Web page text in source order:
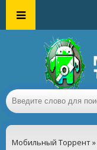
Мобильный Торрент»